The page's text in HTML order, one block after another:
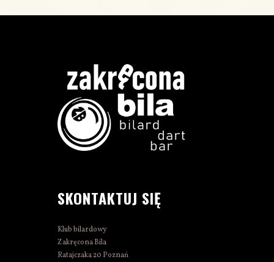
SKONTAKTUJ SIĘ
Klub bilardowy
Zakręcona Bila
Ratajczaka 20 Poznań